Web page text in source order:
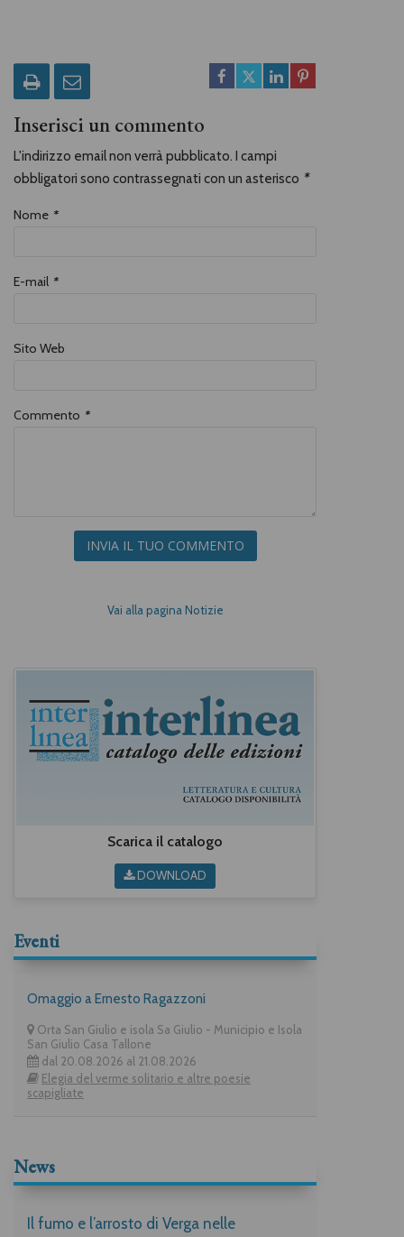
Inserisci un commento
L'indirizzo email non verrà pubblicato. I campi
obbligatori sono contrassegnati con un asterisco *
Nome *
E-mail *
Sito Web
Commento *
INVIA IL TUO COMMENTO
Vai alla pagina Notizie
Scarica il catalogo
DOWNLOAD
Eventi
Omaggio a Ernesto Ragazzoni
Orta San Giulio e isola Sa Giulio - Municipio e Isola
San Giulio Casa Tallone
dal 20.08.2026 al 21.08.2026
Elegia del verme solitario e altre poesie
scapigliate
News
Il fumo e l’arrosto di Verga nelle